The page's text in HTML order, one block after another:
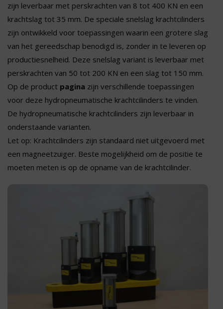
zijn leverbaar met perskrachten van 8 tot 400 KN en een
krachtslag tot 35 mm. De speciale snelslag krachtcilinders
zijn ontwikkeld voor toepassingen waarin een grotere slag
van het gereedschap benodigd is, zonder in te leveren op
productiesnelheid. Deze snelslag variant is leverbaar met
perskrachten van 50 tot 200 KN en een slag tot 150 mm.
Op de product pagina zijn verschillende toepassingen
voor deze hydropneumatische krachtcilinders te vinden.
De hydropneumatische krachtcilinders zijn leverbaar in
onderstaande varianten.
Let op: Krachtcilinders zijn standaard niet uitgevoerd met
een magneetzuiger. Beste mogelijkheid om de positie te
moeten meten is op de opname van de krachtcilinder.